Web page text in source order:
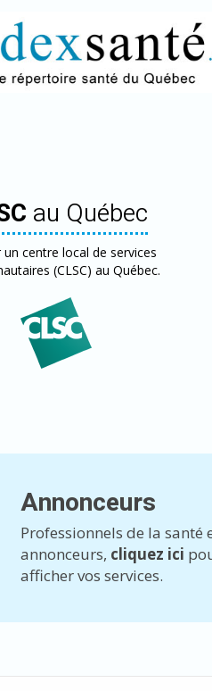
au Québec
un centre local de services
(CLSC) au Québec.
Annonceurs
Professionnels de la santé
annonceurs, cliquez ici
afficher vos services.